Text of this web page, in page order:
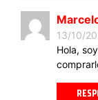
13/10/
Hola,